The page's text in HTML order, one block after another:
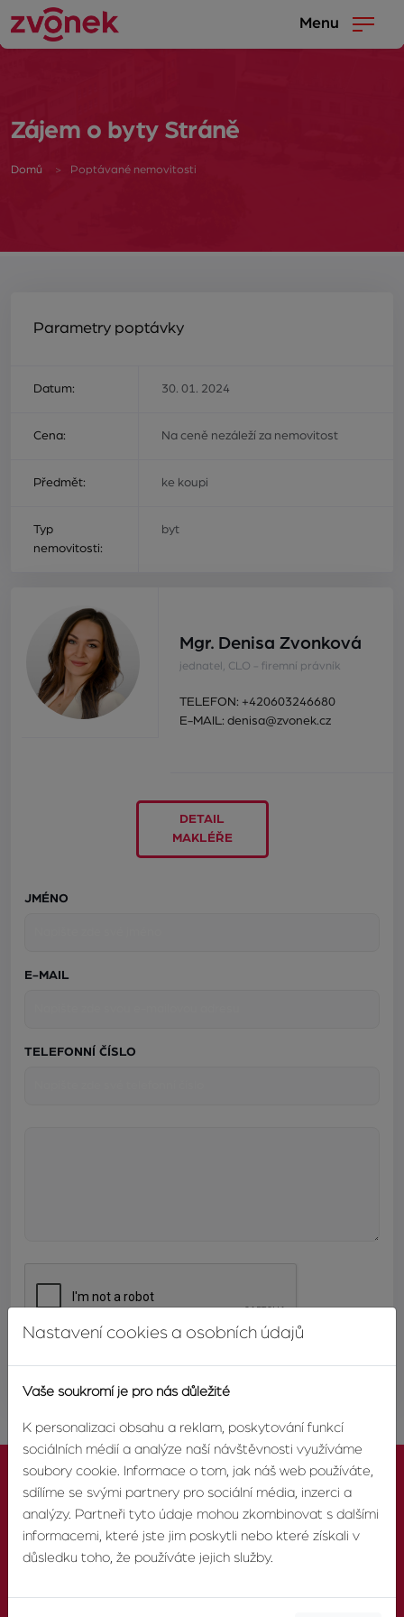
Menu
Zájem o byty Stráně
Domů Poptávané nemovitosti
Parametry poptávky
Datum: 30. 01. 2024
Cena: Na ceně nezáleží za nemovitost
Předmět: ke koupi
Typ
nemovitosti:
byt
Mgr. Denisa Zvonková
jednatel, CLO - firemní právník
TELEFON: +420603246680
E-MAIL: denisa@zvonek.cz
DETAIL
MAKLÉŘE
JMÉNO
E-MAIL
TELEFONNÍ ČÍSLO
KONTAKTUJTE NÁS
Nastavení cookies a osobních údajů
Vaše soukromí je pro nás důležité
K personalizaci obsahu a reklam, poskytování funkcí
sociálních médií a analýze naší návštěvnosti využíváme
soubory cookie. Informace o tom, jak náš web používáte,
sdílíme se svými partnery pro sociální média, inzerci a
analýzy. Partneři tyto údaje mohou zkombinovat s dalšími
informacemi, které jste jim poskytli nebo které získali v
důsledku toho, že používáte jejich služby.